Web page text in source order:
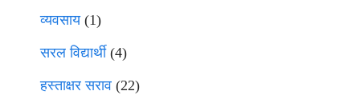
व्यवसाय(1)
सरल विद्यार्थी(4)
हस्ताक्षर सराव (22)